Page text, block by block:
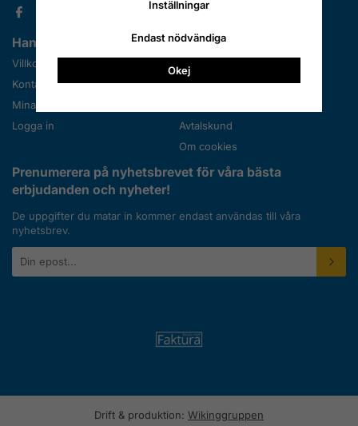
Handla
Villkor
Kontakta oss
Mina favoriter
Logga in
Information
Nyheter
Avtalskund
Om cookies
Prenumerera på nyhetsbrevet för våra bästa
erbjudanden och nyheter!
De uppgifter du matar in kommer endast användas till våra
nyhetsbrev.
postadress
Drift & produktion: Wikinggruppen
Inställningar
Endast nödvändiga
Okej